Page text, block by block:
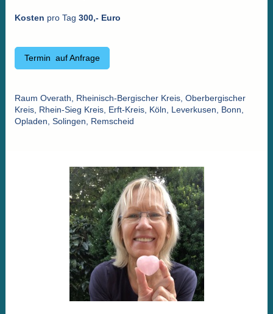
Kosten pro Tag 300,- Euro
Termin auf Anfrage
Raum Overath, Rheinisch-Bergischer Kreis, Oberbergischer
Kreis, Rhein-Sieg Kreis, Erft-Kreis, Köln, Leverkusen, Bonn,
Opladen, Solingen, Remscheid